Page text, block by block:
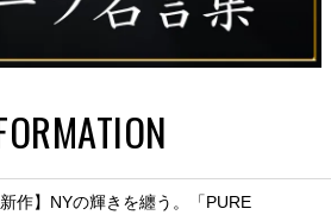
新作】NYの輝きを纏う。「PURE